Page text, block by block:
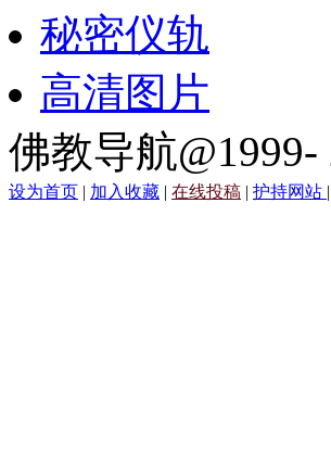
秘密仪轨
高清图片
佛教导航
设为首页 | 加入收藏 | 在线投稿 | 护持网站 |